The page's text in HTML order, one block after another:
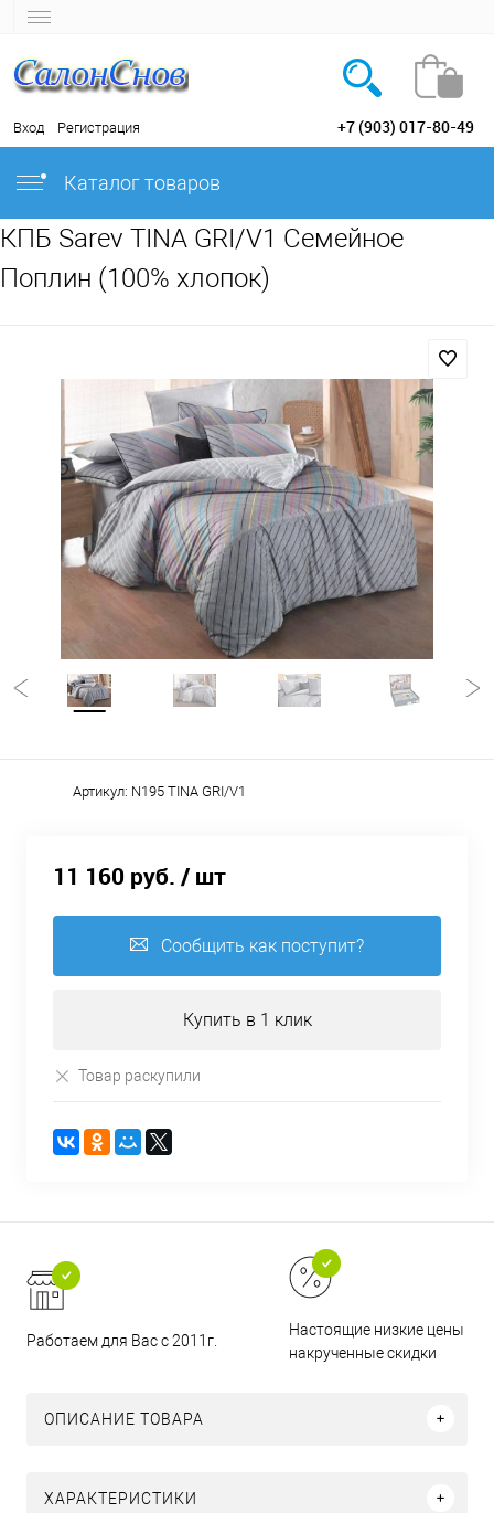
Вход Регистрация +7 (903) 017-80-49
Каталог товаров
КПБ Sarev TINA GRI/V1 Семейное
Поплин (100% хлопок)
Артикул: N195 TINA GRI/V1
11 160 руб. / шт
Сообщить как поступит?
Купить в 1 клик
Товар раскупили
Работаем для Вас с 2011г.
Настоящие низкие цены и
накрученные скидки
ОПИСАНИЕ ТОВАРА
ХАРАКТЕРИСТИКИ